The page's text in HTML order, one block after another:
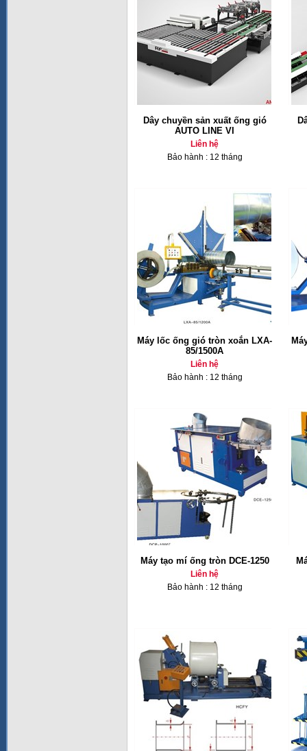
Dây chuyền sản xuất ống gió
AUTO LINE VI
Liên hệ
Bảo hành : 12 tháng
Máy lốc ống gió tròn xoắn LXA-
85/1500A
Liên hệ
Bảo hành : 12 tháng
Máy tạo mí ống tròn DCE-1250
Liên hệ
Bảo hành : 12 tháng